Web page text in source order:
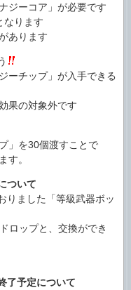
ジーコア」が必要です
なります
あります
ーチップ」が入手できる
果の対象外です
」を30個渡すことで
す。
ついて
りました「等級武器ボッ
ロップと、交換ができ
了予定について